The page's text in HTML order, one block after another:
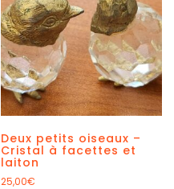
Deux petits oiseaux –
Cristal à facettes et
laiton
25,00€